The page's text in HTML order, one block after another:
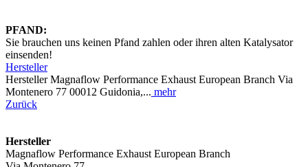
PFAND:
Sie brauchen uns keinen Pfand zahlen oder ihren alten Katalysator
einsenden!
Hersteller
Hersteller Magnaflow Performance Exhaust European Branch Via
Montenero 77 00012 Guidonia,... mehr
Zurück
Hersteller
Magnaflow Performance Exhaust European Branch